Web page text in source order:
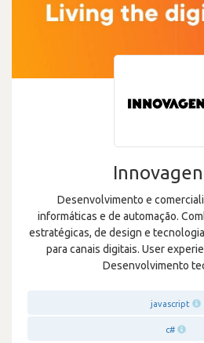
Desenvolvimento e
informáticas e de automação.
estratégicas, de design e
para canais digitais. User
Desenvolvimento
javascript
c#